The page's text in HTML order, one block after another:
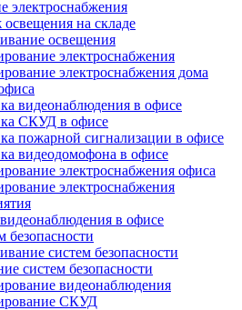
электроснабжения
на складе
освещения
электроснабжения
электроснабжения дома
видеонаблюдения в офисе
СКУД в офисе
пожарной сигнализации в офисе
видеодомофона в офисе
электроснабжения офиса
электроснабжения
в офисе
безопасности
систем безопасности
систем безопасности
видеонаблюдения
СКУД